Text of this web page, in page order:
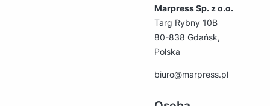
Marpress Sp. z o.o.
Targ Rybny 10B
80-838 Gdańsk,
Polska
biuro@marpress.pl